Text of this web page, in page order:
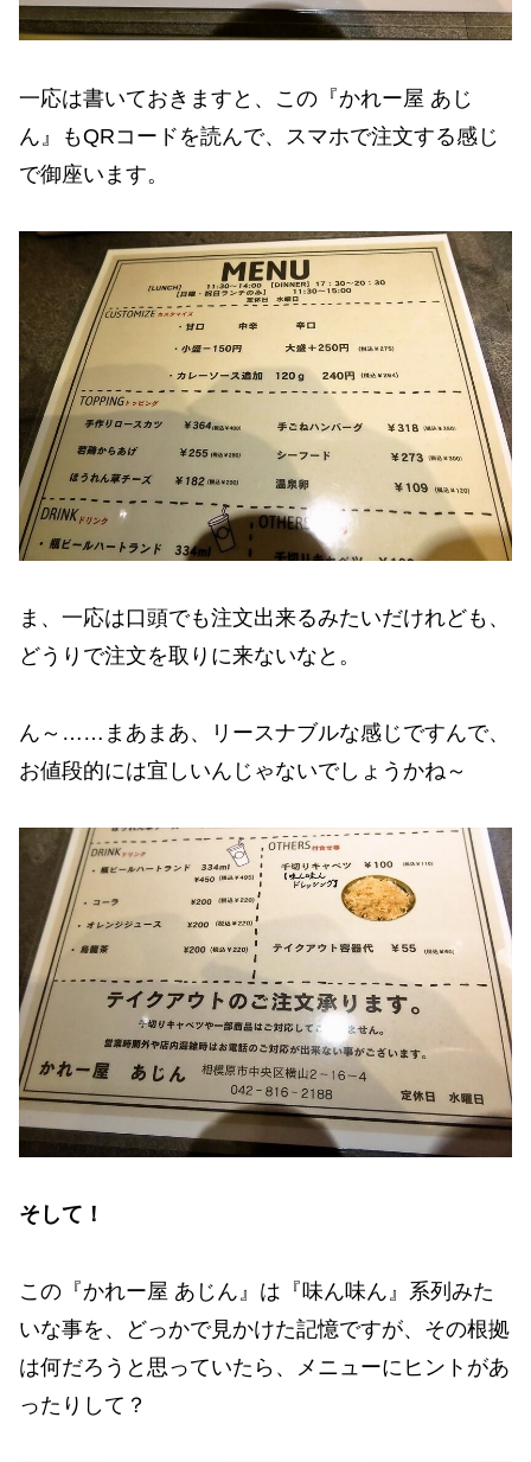
一応は書いておきますと、この『かれー屋 あじ
ん』もQRコードを読んで、スマホで注文する感じ
で御座います。
ま、一応は口頭でも注文出来るみたいだけれども、
どうりで注文を取りに来ないなと。
ん～……まあまあ、リースナブルな感じですんで、
お値段的には宜しいんじゃないでしょうかね～
そして！
この『かれー屋 あじん』は『味ん味ん』系列みた
いな事を、どっかで見かけた記憶ですが、その根拠
は何だろうと思っていたら、メニューにヒントがあ
ったりして？